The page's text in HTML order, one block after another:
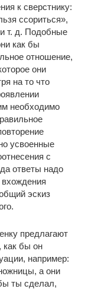
к сверстнику:
ссориться»,
т. д. Подобные
как бы
отношение,
они
на то что
необходимо
усвоенные
с
ответы надо
эскиз
предлагают
как бы он
например:
а они
ты сделал,